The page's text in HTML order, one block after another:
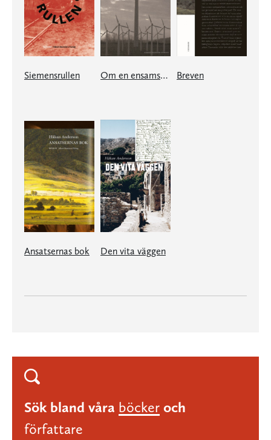
Siemensrullen Om en ensamstående herre Breven
Ansatsernas bok Den vita väggen
Sök bland våra böcker och
författare